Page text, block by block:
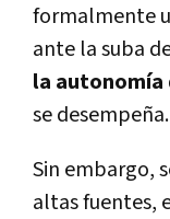
formalmente
ante la suba
la autonomí­a
se desempeña.
Sin embargo,
altas fuentes,